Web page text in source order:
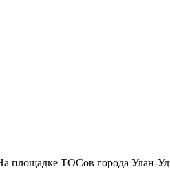
ТОСов города Улан-